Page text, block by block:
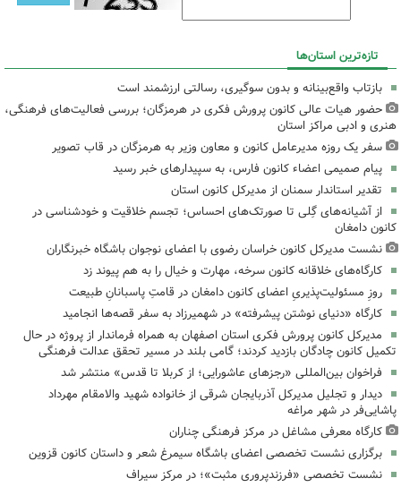
تازه‌ترین استان‌ها
بازتاب واقع‌بینانه و بدون سوگیری، رسالتی ارزشمند است
حضور هیات عالی کانون پرورش فکری در هرمزگان؛ بررسی فعالیت‌های فرهنگی،
هنری و ادبی مراکز استان
سفر یک روزه مدیرعامل کانون و معاون وزیر به هرمزگان در قاب تصویر
پیام صمیمی اعضاء کانون فارس، به سپیدارهای خبر رسید
تقدیر استاندار سمنان از مدیرکل کانون استان
از آشیانه‌های گِلی تا صورتک‌های احساس؛ تجسم خلاقیت و خودشناسی در
کانون دامغان
نشست مدیرکل کانون خراسان رضوی با اعضای نوجوان باشگاه خبرنگاران
کارگاه‌های خلاقانه کانون سرخه، مهارت و خیال را به هم پیوند زد
روزِ مسئولیت‌پذیریِ اعضای کانون دامغان در قامتِ پاسبانانِ طبیعت
کارگاه «دنیای نوشتن پیشرفته» در شهمیرزاد به سفر قصه‌ها انجامید
مدیرکل کانون پرورش فکری استان اصفهان به همراه فرماندار از پروژه در حال
تکمیل کانون چادگان بازدید کردند؛ گامی بلند در مسیر تحقق عدالت فرهنگی
فراخوان بین‌المللی «رجزهای عاشورایی؛ از کربلا تا قدس» منتشر شد
دیدار و تجلیل مدیرکل آذربایجان شرقی از خانواده شهید والامقام مهرداد
پاشایی‌فر در شهر مراغه
کارگاه معرفی مشاغل در مرکز فرهنگی چناران
برگزاری نشست تخصصی اعضای باشگاه سیمرغ شعر و داستان کانون قزوین
نشست تخصصی «فرزندپروری مثبت»؛ در مرکز سیراف